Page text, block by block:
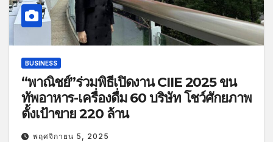
BUSINESS
“พาณิชย์”ร่วมพิธีเปิดงาน CIIE 2025 ขน
ทัพอาหาร-เครื่องดื่ม 60 บริษัท โชว์ศักยภาพ
ตั้งเป้าขาย 220 ล้าน
พฤศจิกายน 5, 2025